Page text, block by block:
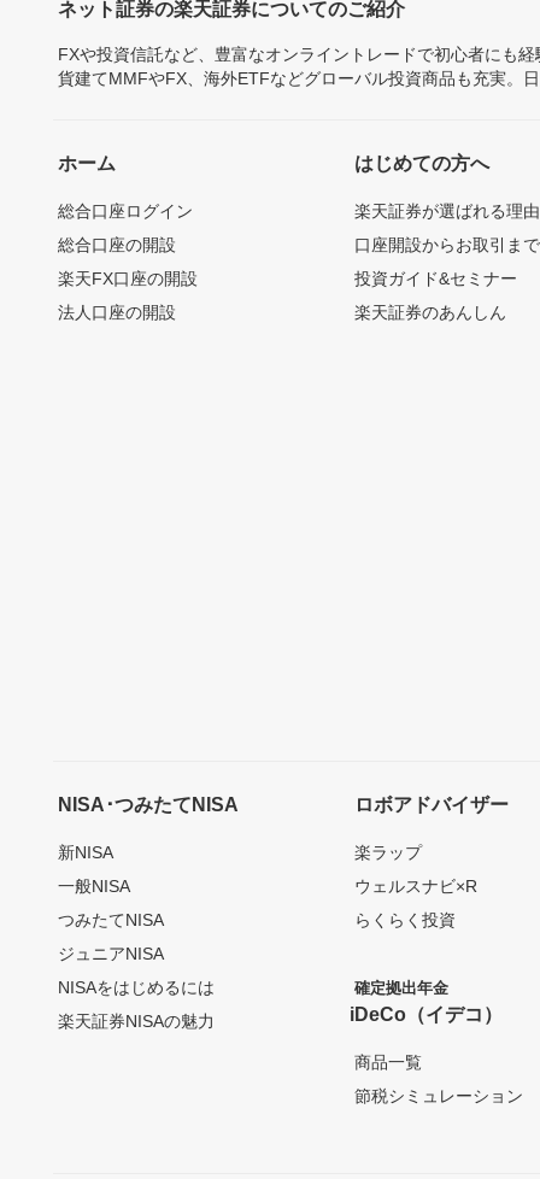
ネット証券の楽天証券についてのご紹介
FXや投資信託など、豊富なオンライントレードで初心者にも
貨建てMMFやFX、海外ETFなどグローバル投資商品も充実。
ホーム
総合口座ログイン
総合口座の開設
楽天FX口座の開設
法人口座の開設
はじめての方へ
楽天証券が選ばれる理由
口座開設からお取引ま
投資ガイド&セミナー
楽天証券のあんしん
NISA･つみたてNISA
新NISA
一般NISA
つみたてNISA
ジュニアNISA
NISAをはじめるには
楽天証券NISAの魅力
ロボアドバイザー
楽ラップ
ウェルスナビ×R
らくらく投資
確定拠出年金
iDeCo（イデコ）
商品一覧
節税シミュレーション